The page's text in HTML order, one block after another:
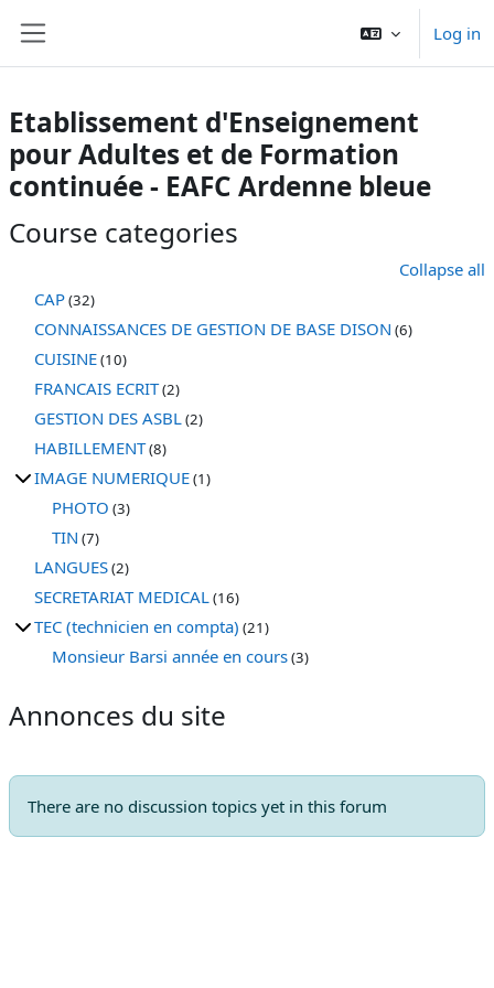
Log in
Etablissement d'Enseignement
pour Adultes et de Formation
continuée - EAFC Ardenne bleue
Course categories
Collapse all
CAP(32)
CONNAISSANCES DE GESTION DE BASE DISON (6)
CUISINE(10)
FRANCAIS ECRIT(2)
GESTION DES ASBL(2)
HABILLEMENT(8)
IMAGE NUMERIQUE(1)
PHOTO (3)
TIN (7)
LANGUES(2)
SECRETARIAT MEDICAL(16)
TEC (technicien en compta) (21)
Monsieur Barsi année en cours(3)
Annonces du site
There are no discussion topics yet in this forum